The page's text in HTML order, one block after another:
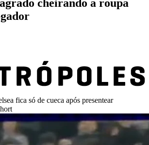
cheirando a roupa
fica só de cueca após presentear